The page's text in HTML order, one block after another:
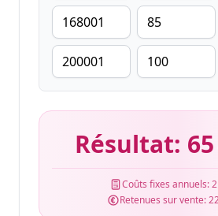
Résultat:
Coûts fixes annuels:
Retenues sur vente: